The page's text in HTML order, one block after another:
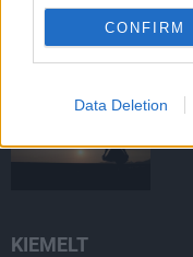
CONFIRM
Data Deletion
KIEMELT